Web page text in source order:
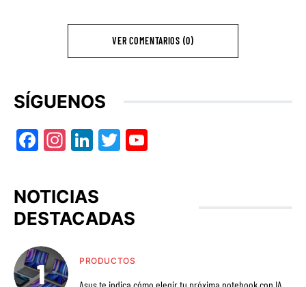
VER COMENTARIOS (0)
SÍGUENOS
Facebook
Instagram
LinkedIn
Twitter
NOTICIAS
DESTACADAS
PRODUCTOS